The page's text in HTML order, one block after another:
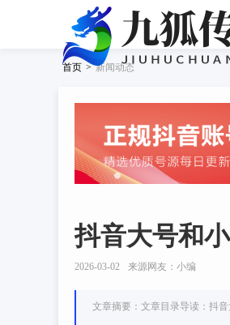
首页 > 新闻动态
抖音大号和
2026-03-02 来源网友：小编
文章摘要：文章目录导读：抖